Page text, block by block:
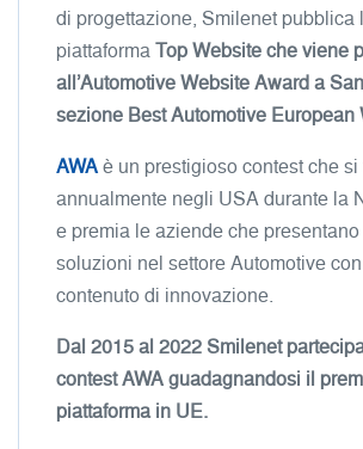
di progettazione, Smilenet pubblica
piattaformaTop Website che viene
all’Automotive Website Award a
sezione Best Automotive European
AWAè un prestigioso contest che
annualmente negli USA durante la
e premia le aziende che
soluzioni nel settore Automotive
contenuto di innovazione.
Dal 2015 al 2022 Smilenet
contest AWA guadagnandosi il
piattaforma in UE.